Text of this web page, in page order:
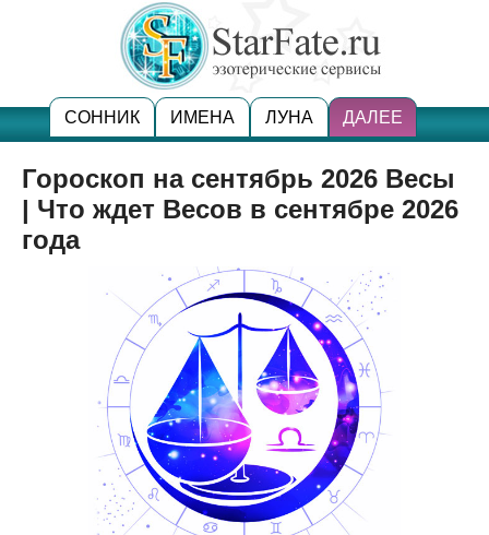
СОННИК ИМЕНА ЛУНА ДАЛЕЕ
Гороскоп на сентябрь 2026 Весы
| Что ждет Весов в сентябре 2026
года